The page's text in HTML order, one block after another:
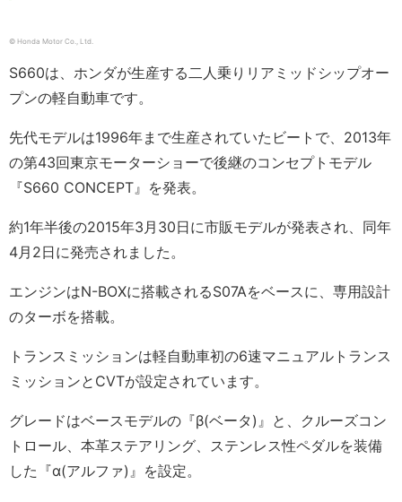
© Honda Motor Co., Ltd.
S660は、ホンダが生産する二人乗りリアミッドシップオー
プンの軽自動車です。
先代モデルは1996年まで生産されていたビートで、2013年
の第43回東京モーターショーで後継のコンセプトモデル
『S660 CONCEPT』を発表。
約1年半後の2015年3月30日に市販モデルが発表され、同年
4月2日に発売されました。
エンジンはN-BOXに搭載されるS07Aをベースに、専用設計
のターボを搭載。
トランスミッションは軽自動車初の6速マニュアルトランス
ミッションとCVTが設定されています。
グレードはベースモデルの『β(ベータ)』と、クルーズコン
トロール、本革ステアリング、ステンレス性ペダルを装備
した『α(アルファ)』を設定。